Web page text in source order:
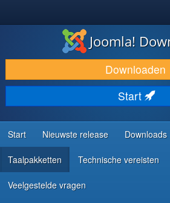
DOWNLOAD & BREID UIT
ONTDEK & LEER
COMMUNITY & ONDERSTEUNING
ONTWIKKELAARSBRONNEN
Joomla!
Downloaden
Start
Start Nieuwste release Downloads
Taalpakketten Technische vereisten
Veelgestelde vragen